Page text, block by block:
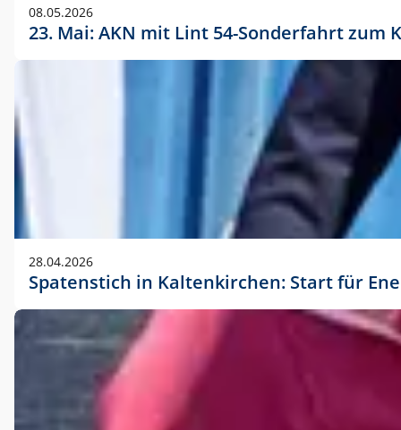
08.05.2026
23. Mai: AKN mit Lint 54-Sonderfahrt
28.04.2026
Spatenstich in Kaltenkirchen: Start für